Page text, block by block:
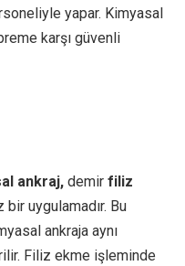
yapar. Kimyasal
karşı güvenli
ankraj, demir filiz
uygulamadır. Bu
ankraja aynı
Filiz ekme işleminde